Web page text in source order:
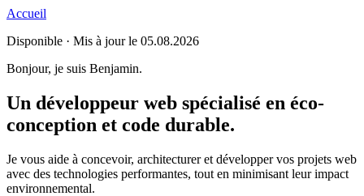
Accueil
Disponible · Mis à jour le 05.08.2026
Bonjour, je suis Benjamin.
Un développeur web spécialisé en éco-
conception et code durable.
Je vous aide à concevoir, architecturer et développer vos projets web
avec des technologies performantes, tout en minimisant leur impact
environnemental.